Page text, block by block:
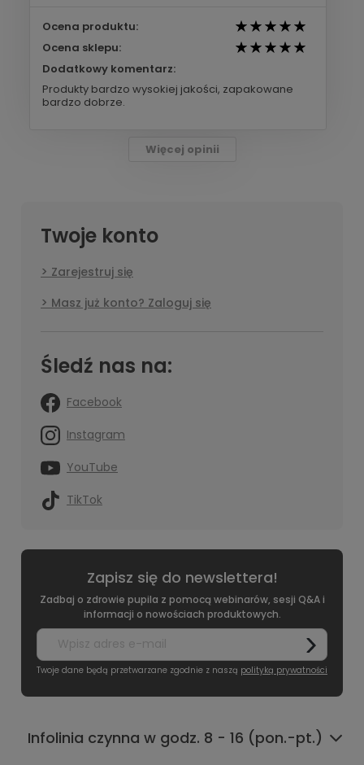
Ocena produktu:
Ocena sklepu:
Dodatkowy komentarz:
Produkty bardzo wysokiej jakości, zapakowane
bardzo dobrze.
Więcej opinii
Twoje konto
Zarejestruj się
Masz już konto? Zaloguj się
Śledź nas na:
Facebook
Instagram
YouTube
TikTok
Zapisz się do newslettera!
Zadbaj o zdrowie pupila z pomocą webinarów, sesji Q&A i
informacji o nowościach produktowych.
Twoje dane będą przetwarzane zgodnie z naszą polityką prywatności
Infolinia czynna w godz. 8 - 16 (pon.-pt.)